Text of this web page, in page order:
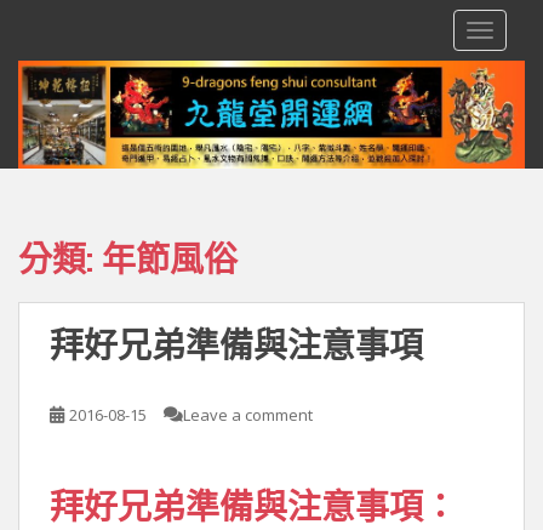
分類: 年節風俗
拜好兄弟準備與注意事項
2016-08-15 Leave a comment
拜好兄弟準備與注意事項：